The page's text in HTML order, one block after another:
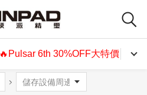
🔥Pulsar 6th 30%OFF大特價🔥